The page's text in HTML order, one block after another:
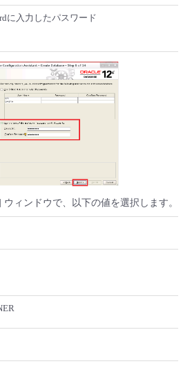
に入力したパスワード
ウィンドウで、以下の値を選択します。